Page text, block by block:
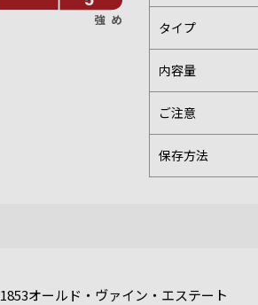
タイプ
内容量
ご注意
保存方法
1853オールド・ヴァイン・エステート